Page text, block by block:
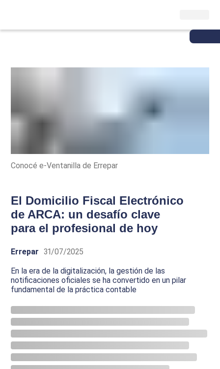
Conocé e-Ventanilla de Errepar
El Domicilio Fiscal Electrónico
de ARCA: un desafío clave
para el profesional de hoy
Errepar 31/07/2025
En la era de la digitalización, la gestión de las
notificaciones oficiales se ha convertido en un pilar
fundamental de la práctica contable